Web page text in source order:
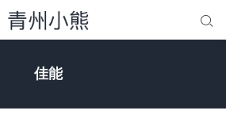

佳能